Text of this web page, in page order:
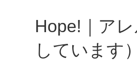
Hope!｜ア
しています）